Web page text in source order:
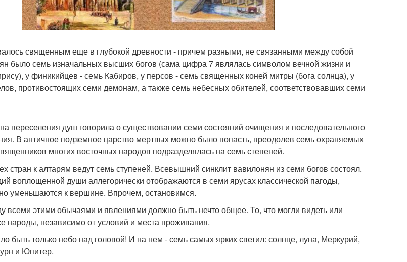
священным еще в глубокой древности - причем разными, не связанными между собой
было семь изначальных высших богов (сама цифра 7 являлась символом вечной жизни и
у финикийцев - семь Кабиров, у персов - семь священных коней митры (бога солнца), у
противостоящих семи демонам, а также семь небесных обителей, соответствовавших семи
переселения душ говорила о существовании семи состояний очищения и последовательного
В античное подземное царство мертвых можно было попасть, преодолев семь охраняемых
многих восточных народов подразделялась на семь степеней.
стран к алтарям ведут семь ступеней. Всевышний синклит вавилонян из семи богов состоял.
воплощенной души аллегорически отображаются в семи ярусах классической пагоды,
уменьшаются к вершине. Впрочем, остановимся.
всеми этими обычаями и явлениями должно быть нечто общее. То, что могли видеть или
народы, независимо от условий и места проживания.
быть только небо над головой! И на нем - семь самых ярких светил: солнце, луна, Меркурий,
и Юпитер.